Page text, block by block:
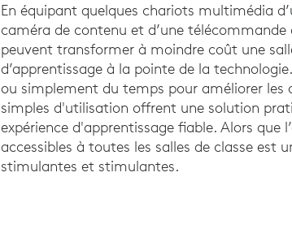
En équipant quelques chariots multimédia
caméra de contenu et d’une
peuvent transformer à moindre coût une
d’apprentissage à la pointe de la
ou simplement du temps pour améliorer les
simples d'utilisation offrent une solution
expérience d'apprentissage fiable. Alors que
accessibles à toutes les salles de classe est
stimulantes et stimulantes.